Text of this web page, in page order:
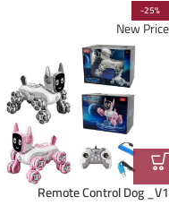
-25%
New Price
Remote Control Dog _V1